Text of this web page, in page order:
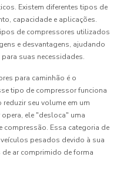
Existem diferentes tipos de
capacidade e aplicações.
de compressores utilizados
e desvantagens, ajudando
suas necessidades.
para caminhão é o
tipo de compressor funciona
seu volume em um
ele "desloca" uma
compressão. Essa categoria de
pesados devido à sua
ar comprimido de forma